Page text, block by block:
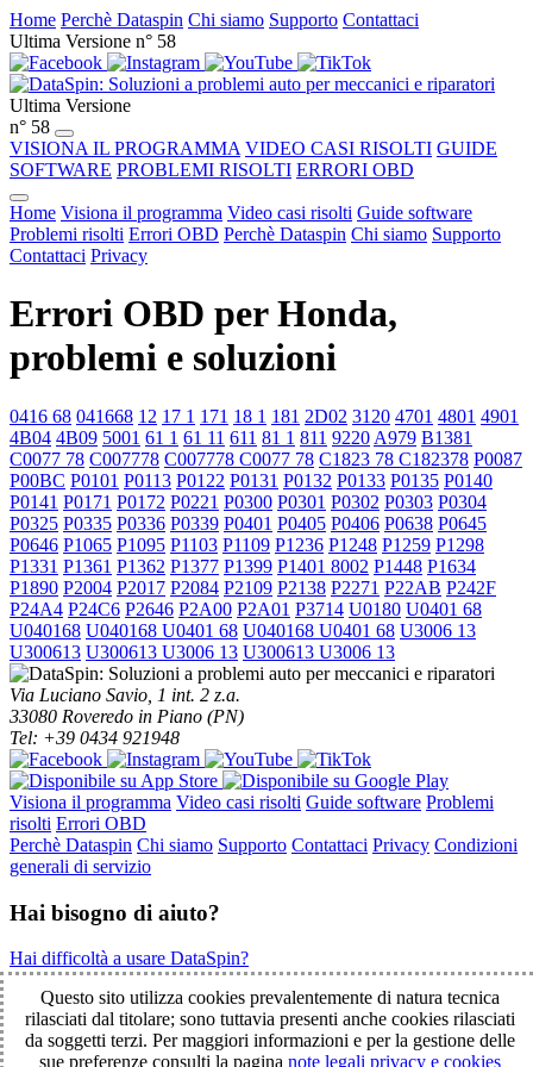
Home Perchè Dataspin Chi siamo Supporto Contattaci
Ultima Versione n° 58
Ultima Versione
n° 58
VISIONA IL PROGRAMMA VIDEO CASI RISOLTI GUIDE
SOFTWARE PROBLEMI RISOLTI ERRORI OBD
Home Visiona il programma Video casi risolti Guide software
Problemi risolti Errori OBD Perchè Dataspin Chi siamo Supporto
Contattaci Privacy
Errori OBD per Honda,
problemi e soluzioni
0416 68 041668 12 17 1 171 18 1 181 2D02 3120 4701 4801 4901
4B04 4B09 5001 61 1 61 11 611 81 1 811 9220 A979 B1381
C0077 78 C007778 C007778 C0077 78 C1823 78 C182378 P0087
P00BC P0101 P0113 P0122 P0131 P0132 P0133 P0135 P0140
P0141 P0171 P0172 P0221 P0300 P0301 P0302 P0303 P0304
P0325 P0335 P0336 P0339 P0401 P0405 P0406 P0638 P0645
P0646 P1065 P1095 P1103 P1109 P1236 P1248 P1259 P1298
P1331 P1361 P1362 P1377 P1399 P1401 8002 P1448 P1634
P1890 P2004 P2017 P2084 P2109 P2138 P2271 P22AB P242F
P24A4 P24C6 P2646 P2A00 P2A01 P3714 U0180 U0401 68
U040168 U040168 U0401 68 U040168 U0401 68 U3006 13
U300613 U300613 U3006 13 U300613 U3006 13
Via Luciano Savio, 1 int. 2 z.a.
33080 Roveredo in Piano (PN)
Tel: +39 0434 921948
Visiona il programma Video casi risolti Guide software Problemi
risolti Errori OBD
Perchè Dataspin Chi siamo Supporto Contattaci Privacy Condizioni
generali di servizio
Hai bisogno di aiuto?
Hai difficoltà a usare DataSpin?
Clicca per la teleassistenza!
© 2003-2026 DataSpin è un marchio SpinelCar - Tutti i diritti
Questo sito utilizza cookies prevalentemente di natura tecnica
rilasciati dal titolare; sono tuttavia presenti anche cookies rilasciati
da soggetti terzi. Per maggiori informazioni e per la gestione delle
sue preferenze consulti la pagina note legali privacy e cookies